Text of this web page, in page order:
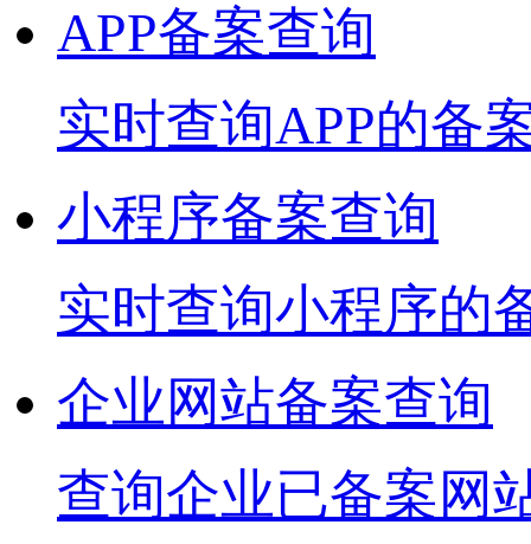
APP备案查询
实时查询APP的备
小程序备案查询
实时查询小程序的
企业网站备案查询
查询企业已备案网